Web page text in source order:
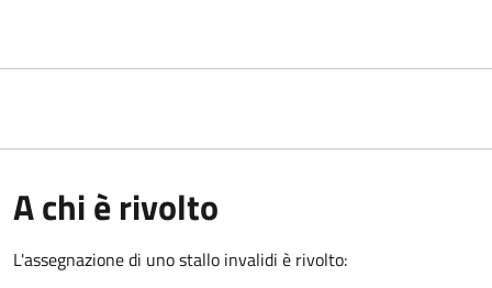
A chi è rivolto
L'assegnazione di uno stallo invalidi è rivolto: